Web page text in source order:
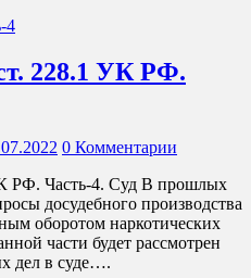
228.1 УК РФ.
0 Комментарии
РФ. Часть-4. Суд В прошлых
досудебного производства
оборотом наркотических
части будет рассмотрен
дел в суде….